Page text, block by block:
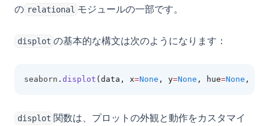
の relational モジュールの一部です。
displot の基本的な構文は次のようになります：
seaborn . displot (data, x=None , y=None , hue=None , row
displot 関数は、プロットの外観と動作をカスタマイ